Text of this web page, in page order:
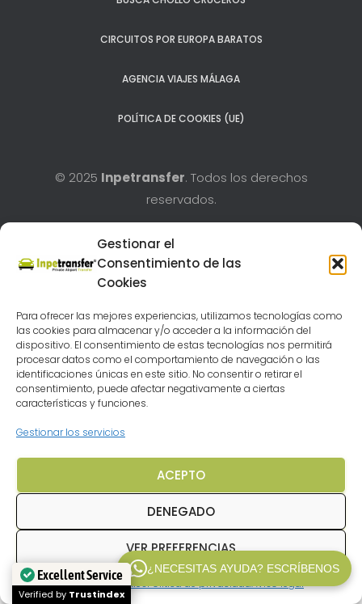
Gestionar el
Consentimiento de las
Cookies
Para ofrecer las mejores experiencias, utilizamos tecnologías como
las cookies para almacenar y/o acceder a la información del
dispositivo. El consentimiento de estas tecnologías nos permitirá
procesar datos como el comportamiento de navegación o las
identificaciones únicas en este sitio. No consentir o retirar el
consentimiento, puede afectar negativamente a ciertas
características y funciones.
Gestionar los servicios
ACEPTO
DENEGADO
VER PREFERENCIAS
Política de cookiesPolitica de privacidadAviso legal
CIRCUITOS POR EUROPA BARATOS
AGENCIA VIAJES MÁLAGA
POLÍTICA DE COOKIES (UE)
© 2025 Inpetransfer. Todos los derechos
reservados.
¿NECESITAS AYUDA? ESCRÍBENOS
WP V2.1
Excellent Service
Verified by Trustindex